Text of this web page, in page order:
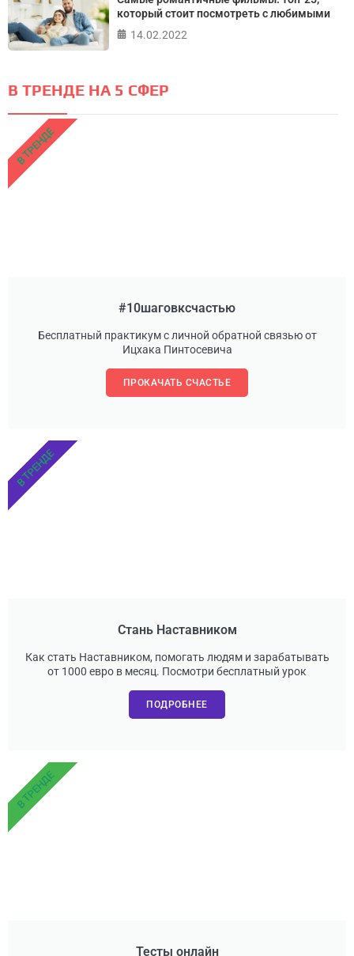
который стоит посмотреть с любимыми
14.02.2022
В ТРЕНДЕ НА 5 СФЕР
#10шаговксчастью
Бесплатный практикум с личной обратной связью от
Ицхака Пинтосевича
ПРОКАЧАТЬ СЧАСТЬЕ
В ТРЕНДЕ
Стань Наставником
Как стать Наставником, помогать людям и зарабатывать
от 1000 евро в месяц. Посмотри бесплатный урок
ПОДРОБНЕЕ
В ТРЕНДЕ
Тесты онлайн
В ТРЕНДЕ